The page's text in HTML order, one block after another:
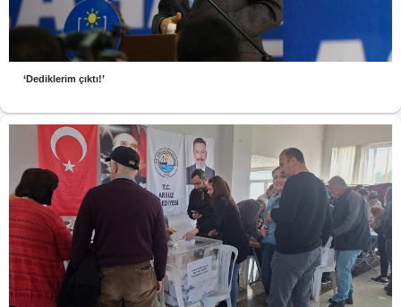
‘Dediklerim çıktı!’